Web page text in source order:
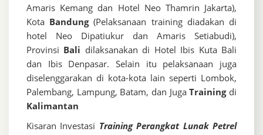
Amaris Kemang dan Hotel Neo Thamrin Jakarta),
Kota Bandung(Pelaksanaan training diadakan di
hotel Neo Dipatiukur dan Amaris Setiabudi),
Provinsi Bali dilaksanakan di Hotel Ibis Kuta Bali
dan Ibis Denpasar. Selain itu pelaksanaan juga
diselenggarakan di kota-kota lain seperti Lombok,
Palembang, Lampung, Batam, dan JugaTrainingdi
Kalimantan
Kisaran Investasi Training Perangkat Lunak Petrel